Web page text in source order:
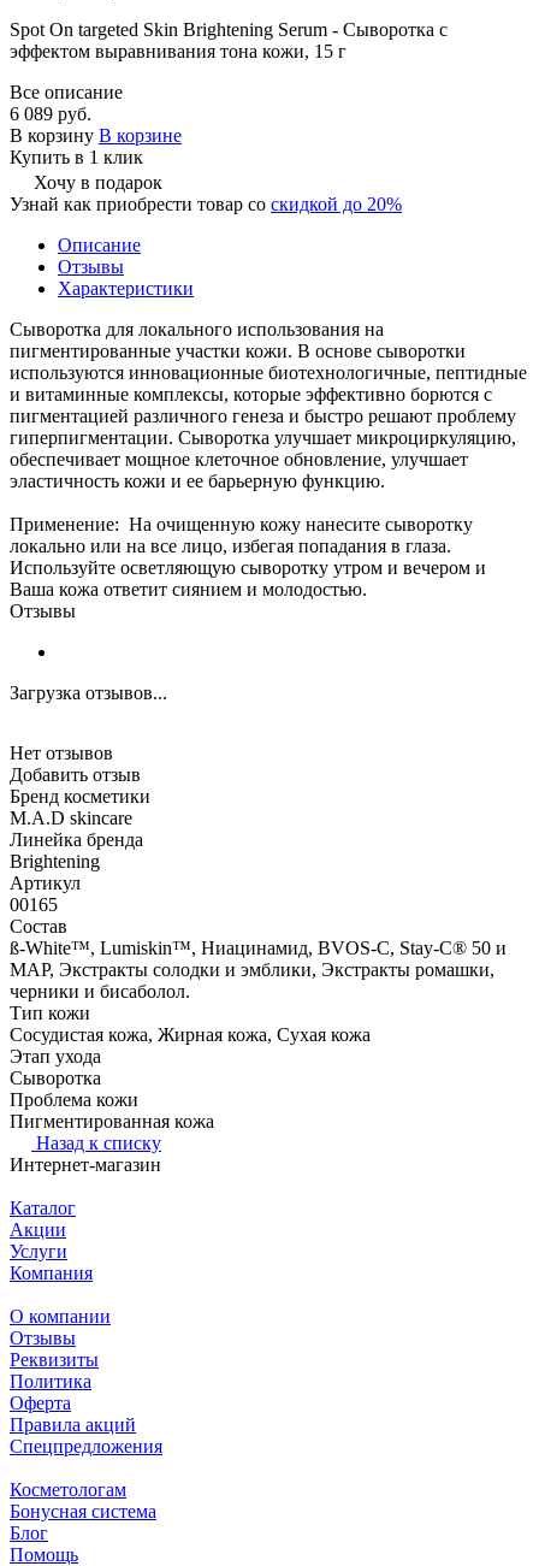
Spot On targeted Skin Brightening Serum - Сыворотка с
эффектом выравнивания тона кожи, 15 г
Все описание
6 089 руб.
В корзину В корзине
Купить в 1 клик
Хочу в подарок
Узнай как приобрести товар со скидкой до 20%
Описание
Отзывы
Характеристики
Сыворотка для локального использования на
пигментированные участки кожи. В основе сыворотки
используются инновационные биотехнологичные, пептидные
и витаминные комплексы, которые эффективно борются с
пигментацией различного генеза и быстро решают проблему
гиперпигментации. Сыворотка улучшает микроциркуляцию,
обеспечивает мощное клеточное обновление, улучшает
эластичность кожи и ее барьерную функцию.
Применение: На очищенную кожу нанесите сыворотку
локально или на все лицо, избегая попадания в глаза.
Используйте осветляющую сыворотку утром и вечером и
Ваша кожа ответит сиянием и молодостью.
Отзывы
Загрузка отзывов...
Нет отзывов
Добавить отзыв
Бренд косметики
M.A.D skincare
Линейка бренда
Brightening
Артикул
00165
Состав
ß-White™, Lumiskin™, Ниацинамид, BVOS-C, Stay-C® 50 и
МАР, Экстракты солодки и эмблики, Экстракты ромашки,
черники и бисаболол.
Тип кожи
Сосудистая кожа, Жирная кожа, Сухая кожа
Этап ухода
Сыворотка
Проблема кожи
Пигментированная кожа
Назад к списку
Интернет-магазин
Каталог
Акции
Услуги
Компания
О компании
Отзывы
Реквизиты
Политика
Оферта
Правила акций
Спецпредложения
Косметологам
Бонусная система
Блог
Помощь